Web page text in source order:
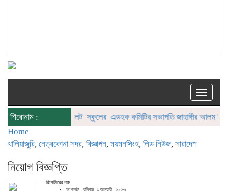
Toggle
শিরোনাম :
মোহনগঞ্জের পাইলট স্কুলের এডহক কমিটির সভাপতি জাহাঙ্গীর আলম ভিপি
Home
খালিয়াজুরি, নেত্রকোনা সদর, বিজ্ঞাপন, ময়মনসিংহ, লিড নিউজ, সারাদেশ
নিয়োগ বিজ্ঞপ্তি
রিপোর্টারের নাম:
আপডেট : রবিবার, ১ জানুয়ারী, ২০২৩